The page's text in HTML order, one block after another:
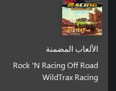
الألعاب المضمنة
Rock 'N Racing Off Road
WildTrax Racing